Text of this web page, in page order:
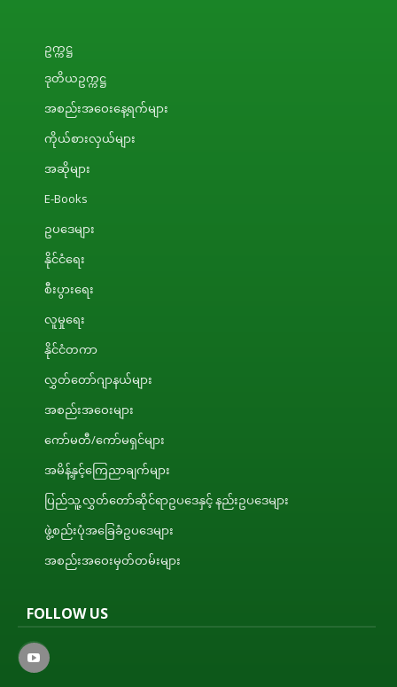
ဥက္ကဋ္ဌ
ဒုတိယဥက္ကဋ္ဌ
အစည်းအဝေးနေ့ရက်များ
ကိုယ်စားလှယ်များ
အဆိုများ
E-Books
ဥပဒေများ
နိုင်ငံရေး
စီးပွားရေး
လူမှုရေး
နိုင်ငံတကာ
လွှတ်တော်ဂျာနယ်များ
အစည်းအဝေးများ
ကော်မတီ/ကော်မရှင်များ
အမိန့်နှင့်ကြေညာချက်များ
ပြည်သူ့လွှတ်တော်ဆိုင်ရာဥပဒေနှင့် နည်းဥပဒေများ
ဖွဲ့စည်းပုံအခြေခံဥပဒေများ
အစည်းအဝေးမှတ်တမ်းများ
FOLLOW US